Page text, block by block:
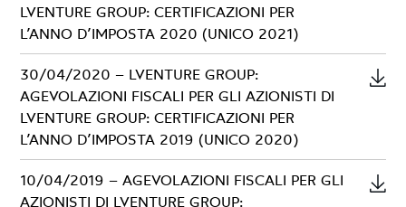
LVENTURE GROUP: CERTIFICAZIONI PER
L’ANNO D’IMPOSTA 2020 (UNICO 2021)
30/04/2020 – LVENTURE GROUP:
AGEVOLAZIONI FISCALI PER GLI AZIONISTI DI
LVENTURE GROUP: CERTIFICAZIONI PER
L’ANNO D’IMPOSTA 2019 (UNICO 2020)
10/04/2019 – AGEVOLAZIONI FISCALI PER GLI
AZIONISTI DI LVENTURE GROUP: